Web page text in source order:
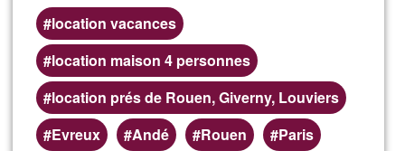
location vacances
location maison 4 personnes
location prés de Rouen, Giverny, Louviers
Evreux
Andé Rouen
Paris